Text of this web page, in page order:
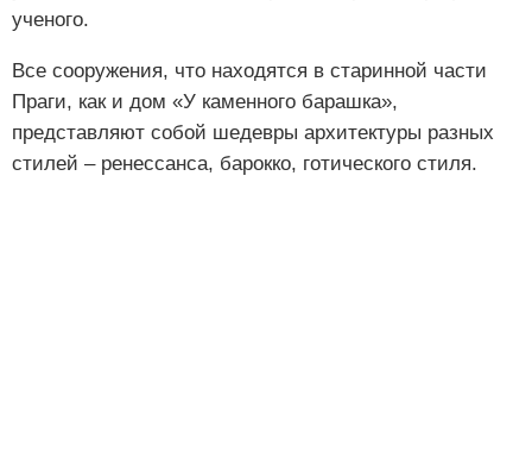
ученого.
Все сооружения, что находятся в старинной части
Праги, как и дом «У каменного барашка»,
представляют собой шедевры архитектуры разных
стилей – ренессанса, барокко, готического стиля.